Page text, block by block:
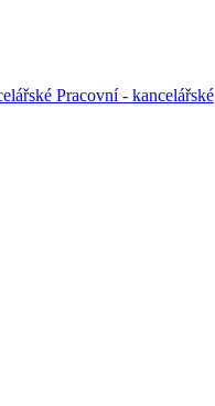
Pracovní - kancelářské